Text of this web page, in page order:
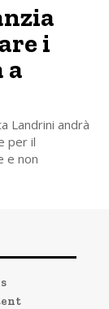
i
a
Landrini andrà
per il
e non